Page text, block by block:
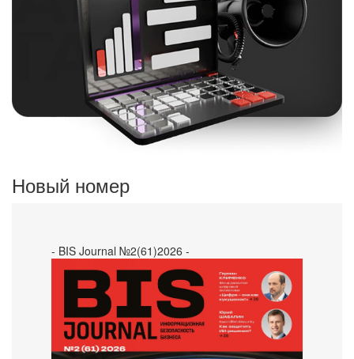
Новый номер
- BIS Journal №2(61)2026 -